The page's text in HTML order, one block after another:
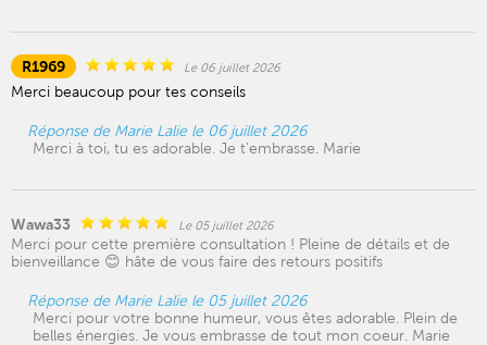
R1969 Le 06 juillet 2026
Merci beaucoup pour tes conseils
Réponse de Marie Lalie le 06 juillet 2026
Merci à toi, tu es adorable. Je t'embrasse. Marie
Wawa33 Le 05 juillet 2026
Merci pour cette première consultation ! Pleine de détails et de
bienveillance 😊 hâte de vous faire des retours positifs
Réponse de Marie Lalie le 05 juillet 2026
Merci pour votre bonne humeur, vous êtes adorable. Plein de
belles énergies. Je vous embrasse de tout mon coeur. Marie